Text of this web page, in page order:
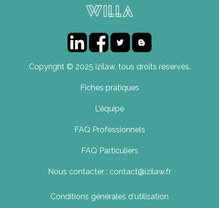
Copyright © 2025 izilaw, tous droits réservés.
Fiches pratiques
L'équipe
FAQ Professionnels
FAQ Particuliers
Nous contacter : contact@izilaw.fr
Conditions générales d'utilisation